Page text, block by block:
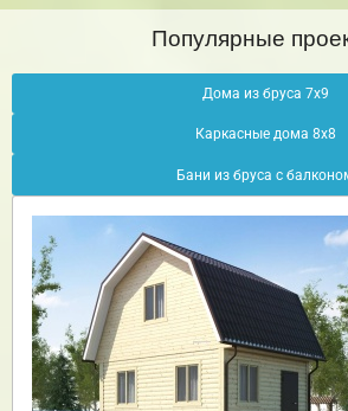
Популярные
Дома из бруса 7х9
Каркасные дома 8х8
Бани из бруса с